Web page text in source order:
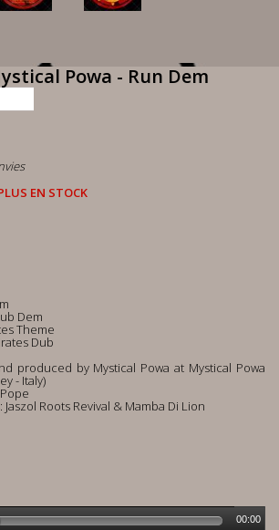
Powa - Run Dem
EN STOCK
Dem
Theme
Dub
produced by Mystical Powa at Mystical Powa
- Italy)
Roots Revival & Mamba Di Lion
00:00